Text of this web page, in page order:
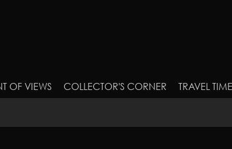
OF VIEWS COLLECTOR'S CORNER TRAVEL TIME